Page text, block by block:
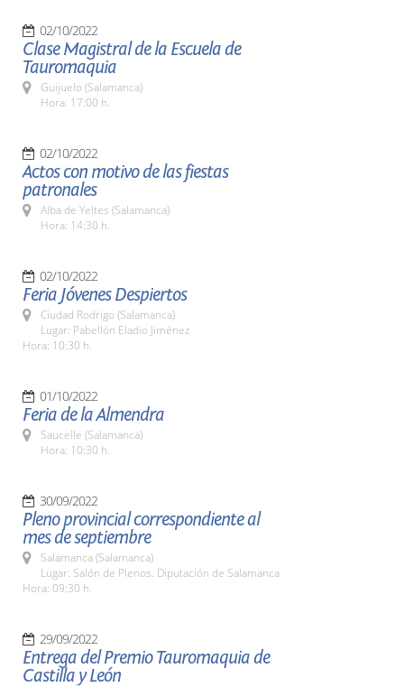
02/10/2022
Clase Magistral de la Escuela de
Tauromaquia
Guijuelo (Salamanca)
Hora: 17:00 h.
02/10/2022
Actos con motivo de las fiestas
patronales
Alba de Yeltes (Salamanca)
Hora: 14:30 h.
02/10/2022
Feria Jóvenes Despiertos
Ciudad Rodrigo (Salamanca)
Lugar: Pabellón Eladio Jiménez
Hora: 10:30 h.
01/10/2022
Feria de la Almendra
Saucelle (Salamanca)
Hora: 10:30 h.
30/09/2022
Pleno provincial correspondiente al
mes de septiembre
Salamanca (Salamanca)
Lugar: Salón de Plenos. Diputación de Salamanca
Hora: 09:30 h.
29/09/2022
Entrega del Premio Tauromaquia de
Castilla y León